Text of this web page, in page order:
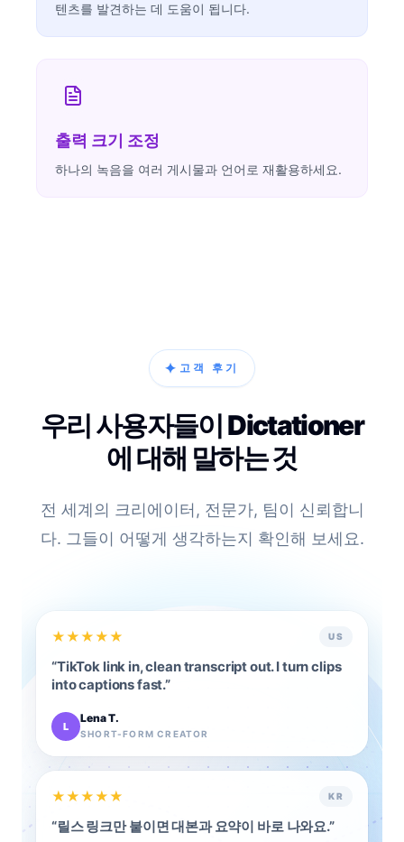
텐츠를 발견하는 데 도움이 됩니다.
출력 크기 조정
하나의 녹음을 여러 게시물과 언어로 재활용하세요.
✦ 고객 후기
우리 사용자들이 Dictationer
에 대해 말하는 것
전 세계의 크리에이터, 전문가, 팀이 신뢰합니
다. 그들이 어떻게 생각하는지 확인해 보세요.
★★★★★ US
“TikTok link in, clean transcript out. I turn clips
into captions fast.”
L
Lena T.
SHORT-FORM CREATOR
★★★★★ KR
“릴스 링크만 붙이면 대본과 요약이 바로 나와요.”